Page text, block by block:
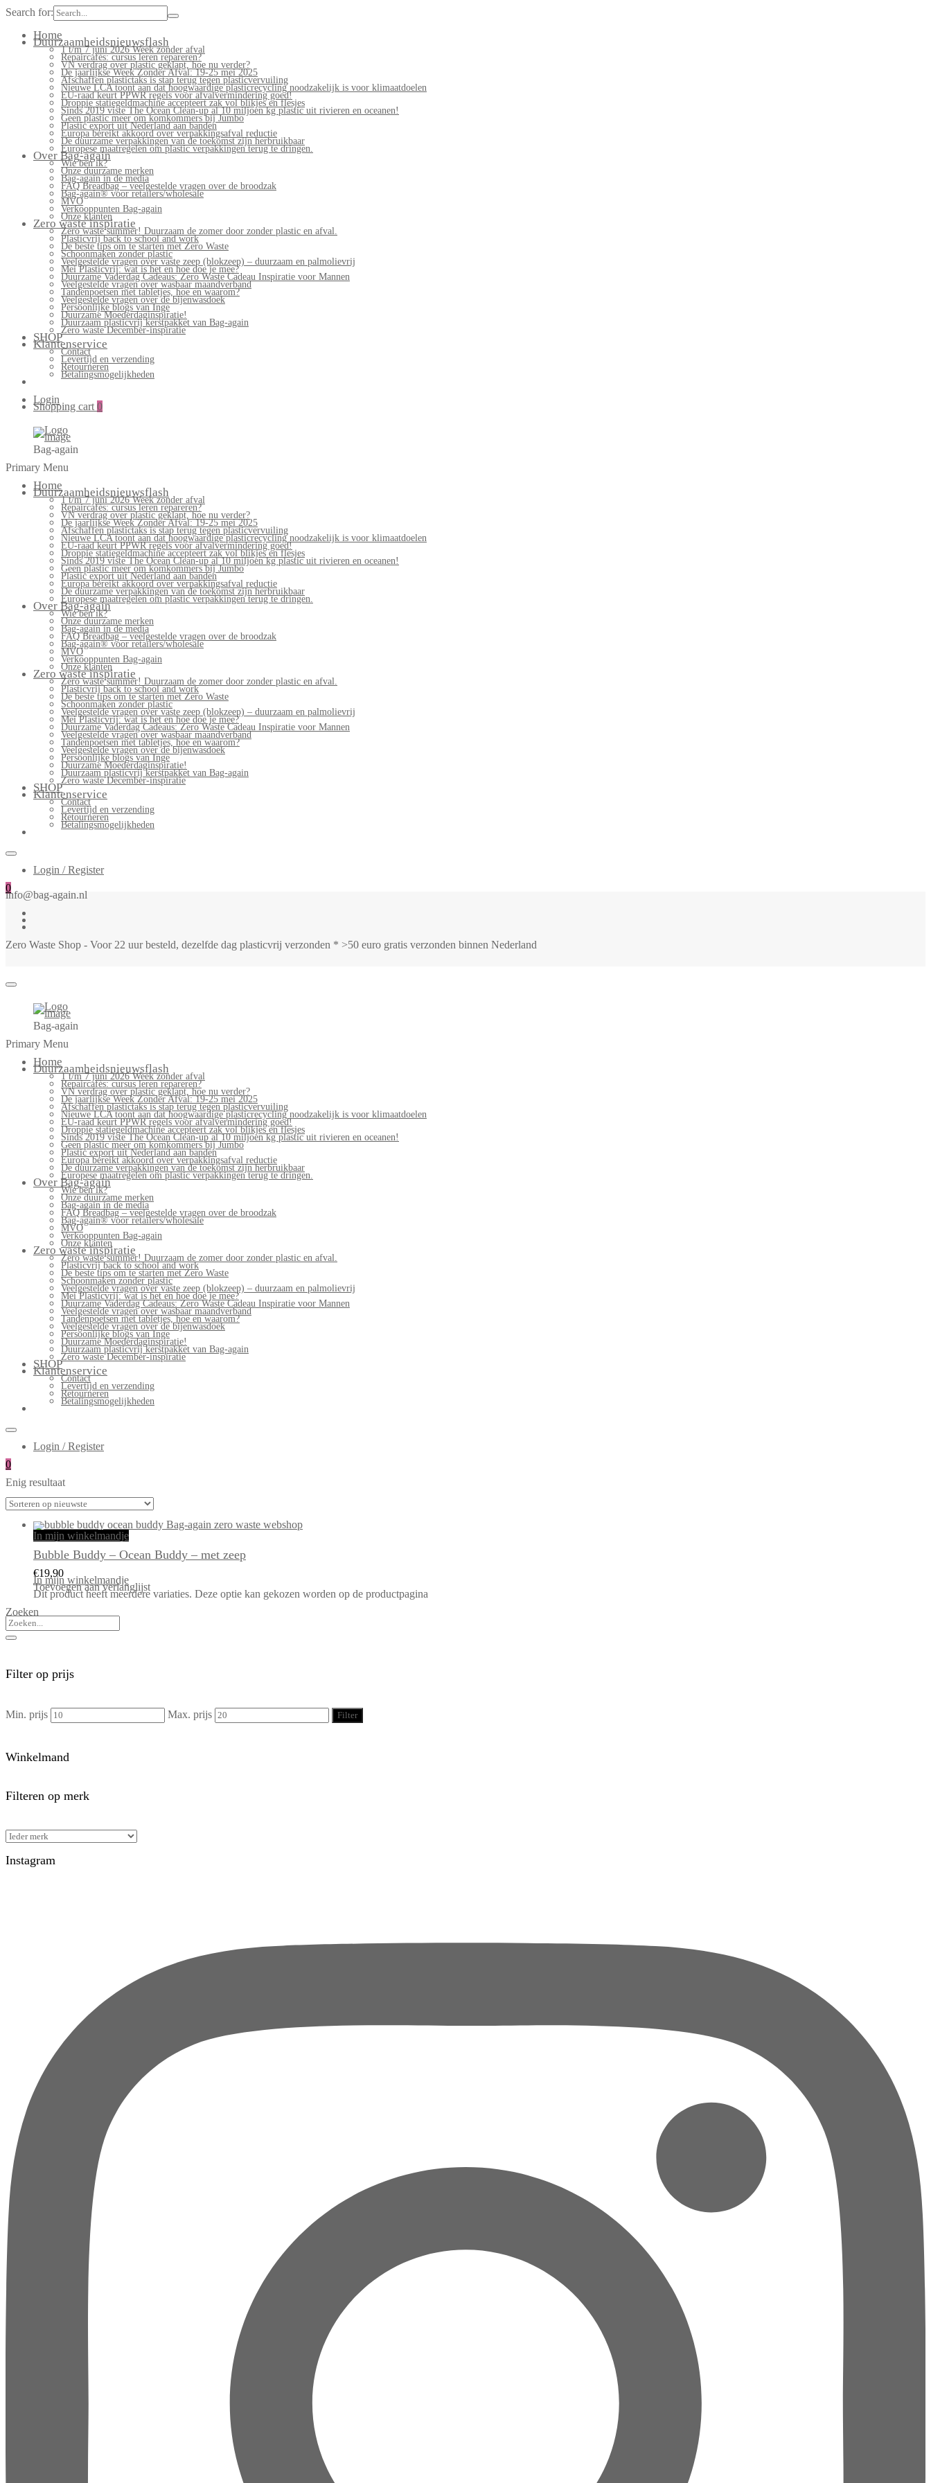
Search for:
Home
Duurzaamheidsnieuwsflash
1 t/m 7 juni 2026 Week zonder afval
Repaircafés: cursus leren repareren?
VN verdrag over plastic geklapt, hoe nu verder?
De jaarlijkse Week Zonder Afval: 19-25 mei 2025
Afschaffen plastictaks is stap terug tegen plasticvervuiling
Nieuwe LCA toont aan dat hoogwaardige plasticrecycling noodzakelijk is voor klimaatdoelen
EU-raad keurt PPWR regels voor afvalvermindering goed!
Droppie statiegeldmachine accepteert zak vol blikjes en flesjes
Sinds 2019 viste The Ocean Clean-up al 10 miljoen kg plastic uit rivieren en oceanen!
Geen plastic meer om komkommers bij Jumbo
Plastic export uit Nederland aan banden
Europa bereikt akkoord over verpakkingsafval reductie
De duurzame verpakkingen van de toekomst zijn herbruikbaar
Europese maatregelen om plastic verpakkingen terug te dringen.
Over Bag-again
Wie ben ik?
Onze duurzame merken
Bag-again in de media
FAQ Breadbag – veelgestelde vragen over de broodzak
Bag-again® voor retailers/wholesale
MVO
Verkooppunten Bag-again
Onze klanten
Zero waste inspiratie
Zero waste summer! Duurzaam de zomer door zonder plastic en afval.
Plasticvrij back to school and work
De beste tips om te starten met Zero Waste
Schoonmaken zonder plastic
Veelgestelde vragen over vaste zeep (blokzeep) – duurzaam en palmolievrij
Mei Plasticvrij: wat is het en hoe doe je mee?
Duurzame Vaderdag Cadeaus: Zero Waste Cadeau Inspiratie voor Mannen
Veelgestelde vragen over wasbaar maandverband
Tandenpoetsen met tabletjes, hoe en waarom?
Veelgestelde vragen over de bijenwasdoek
Persoonlijke blogs van Inge
Duurzame Moederdaginspiratie!
Duurzaam plasticvrij kerstpakket van Bag-again
Zero waste December-inspiratie
SHOP
Klantenservice
Contact
Levertijd en verzending
Retourneren
Betalingsmogelijkheden
Login
Shopping cart 0
Bag-again
Primary Menu
Home
Duurzaamheidsnieuwsflash
1 t/m 7 juni 2026 Week zonder afval
Repaircafés: cursus leren repareren?
VN verdrag over plastic geklapt, hoe nu verder?
De jaarlijkse Week Zonder Afval: 19-25 mei 2025
Afschaffen plastictaks is stap terug tegen plasticvervuiling
Nieuwe LCA toont aan dat hoogwaardige plasticrecycling noodzakelijk is voor klimaatdoelen
EU-raad keurt PPWR regels voor afvalvermindering goed!
Droppie statiegeldmachine accepteert zak vol blikjes en flesjes
Sinds 2019 viste The Ocean Clean-up al 10 miljoen kg plastic uit rivieren en oceanen!
Geen plastic meer om komkommers bij Jumbo
Plastic export uit Nederland aan banden
Europa bereikt akkoord over verpakkingsafval reductie
De duurzame verpakkingen van de toekomst zijn herbruikbaar
Europese maatregelen om plastic verpakkingen terug te dringen.
Over Bag-again
Wie ben ik?
Onze duurzame merken
Bag-again in de media
FAQ Breadbag – veelgestelde vragen over de broodzak
Bag-again® voor retailers/wholesale
MVO
Verkooppunten Bag-again
Onze klanten
Zero waste inspiratie
Zero waste summer! Duurzaam de zomer door zonder plastic en afval.
Plasticvrij back to school and work
De beste tips om te starten met Zero Waste
Schoonmaken zonder plastic
Veelgestelde vragen over vaste zeep (blokzeep) – duurzaam en palmolievrij
Mei Plasticvrij: wat is het en hoe doe je mee?
Duurzame Vaderdag Cadeaus: Zero Waste Cadeau Inspiratie voor Mannen
Veelgestelde vragen over wasbaar maandverband
Tandenpoetsen met tabletjes, hoe en waarom?
Veelgestelde vragen over de bijenwasdoek
Persoonlijke blogs van Inge
Duurzame Moederdaginspiratie!
Duurzaam plasticvrij kerstpakket van Bag-again
Zero waste December-inspiratie
SHOP
Klantenservice
Contact
Levertijd en verzending
Retourneren
Betalingsmogelijkheden
Login / Register
0
info@bag-again.nl
Zero Waste Shop - Voor 22 uur besteld, dezelfde dag plasticvrij verzonden * >50 euro gratis verzonden binnen Nederland
Bag-again
Primary Menu
Home
Duurzaamheidsnieuwsflash
1 t/m 7 juni 2026 Week zonder afval
Repaircafés: cursus leren repareren?
VN verdrag over plastic geklapt, hoe nu verder?
De jaarlijkse Week Zonder Afval: 19-25 mei 2025
Afschaffen plastictaks is stap terug tegen plasticvervuiling
Nieuwe LCA toont aan dat hoogwaardige plasticrecycling noodzakelijk is voor klimaatdoelen
EU-raad keurt PPWR regels voor afvalvermindering goed!
Droppie statiegeldmachine accepteert zak vol blikjes en flesjes
Sinds 2019 viste The Ocean Clean-up al 10 miljoen kg plastic uit rivieren en oceanen!
Geen plastic meer om komkommers bij Jumbo
Plastic export uit Nederland aan banden
Europa bereikt akkoord over verpakkingsafval reductie
De duurzame verpakkingen van de toekomst zijn herbruikbaar
Europese maatregelen om plastic verpakkingen terug te dringen.
Over Bag-again
Wie ben ik?
Onze duurzame merken
Bag-again in de media
FAQ Breadbag – veelgestelde vragen over de broodzak
Bag-again® voor retailers/wholesale
MVO
Verkooppunten Bag-again
Onze klanten
Zero waste inspiratie
Zero waste summer! Duurzaam de zomer door zonder plastic en afval.
Plasticvrij back to school and work
De beste tips om te starten met Zero Waste
Schoonmaken zonder plastic
Veelgestelde vragen over vaste zeep (blokzeep) – duurzaam en palmolievrij
Mei Plasticvrij: wat is het en hoe doe je mee?
Duurzame Vaderdag Cadeaus: Zero Waste Cadeau Inspiratie voor Mannen
Veelgestelde vragen over wasbaar maandverband
Tandenpoetsen met tabletjes, hoe en waarom?
Veelgestelde vragen over de bijenwasdoek
Persoonlijke blogs van Inge
Duurzame Moederdaginspiratie!
Duurzaam plasticvrij kerstpakket van Bag-again
Zero waste December-inspiratie
SHOP
Klantenservice
Contact
Levertijd en verzending
Retourneren
Betalingsmogelijkheden
Login / Register
0
Enig resultaat
In mijn winkelmandje
Bubble Buddy – Ocean Buddy – met zeep
€19,90
In mijn winkelmandje
Toevoegen aan verlanglijst
Dit product heeft meerdere variaties. Deze optie kan gekozen worden op de productpagina
Zoeken
Filter op prijs
Min. prijs Max. prijs Filter
Winkelmand
Filteren op merk
Instagram